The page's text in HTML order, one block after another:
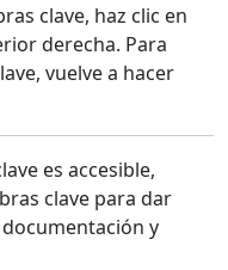
clave, haz clic en
derecha. Para
vuelve a hacer
es accesible,
clave para dar
y